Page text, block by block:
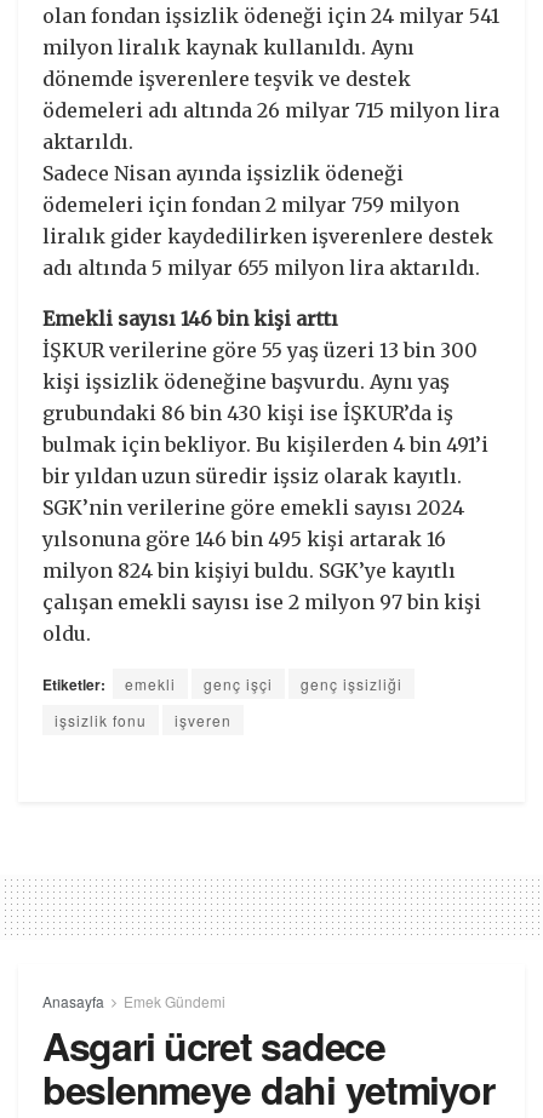
olan fondan işsizlik ödeneği için 24 milyar 541
milyon liralık kaynak kullanıldı. Aynı
dönemde işverenlere teşvik ve destek
ödemeleri adı altında 26 milyar 715 milyon lira
aktarıldı.
Sadece Nisan ayında işsizlik ödeneği
ödemeleri için fondan 2 milyar 759 milyon
liralık gider kaydedilirken işverenlere destek
adı altında 5 milyar 655 milyon lira aktarıldı.
Emekli sayısı 146 bin kişi arttı
İŞKUR verilerine göre 55 yaş üzeri 13 bin 300
kişi işsizlik ödeneğine başvurdu. Aynı yaş
grubundaki 86 bin 430 kişi ise İŞKUR’da iş
bulmak için bekliyor. Bu kişilerden 4 bin 491’i
bir yıldan uzun süredir işsiz olarak kayıtlı.
SGK’nin verilerine göre emekli sayısı 2024
yılsonuna göre 146 bin 495 kişi artarak 16
milyon 824 bin kişiyi buldu. SGK’ye kayıtlı
çalışan emekli sayısı ise 2 milyon 97 bin kişi
oldu.
Etiketler: emekli genç işçi
genç işsizliği
işsizlik fonu
işveren
Anasayfa Emek Gündemi
Asgari ücret sadece
beslenmeye dahi yetmiyor